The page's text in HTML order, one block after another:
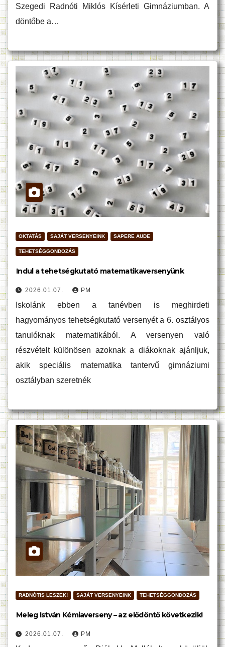
Szegedi Radnóti Miklós Kísérleti Gimnáziumban. A
döntőbe a…
OKTATÁS SAJÁT VERSENYEINK SAPERE AUDE
TEHETSÉGGONDOZÁS
Indul a tehetségkutató matematikaversenyünk
2026.01.07. PM
Iskolánk ebben a tanévben is meghirdeti
hagyományos tehetségkutató versenyét a 6. osztályos
tanulóknak matematikából. A versenyen való
részvételt különösen azoknak a diákoknak ajánljuk,
akik speciális matematika tantervű gimnáziumi
osztályban szeretnék
RADNÓTIS LESZEK! SAJÁT VERSENYEINK TEHETSÉGGONDOZÁS
Meleg István Kémiaverseny – az elődöntő következik!
2026.01.07. PM